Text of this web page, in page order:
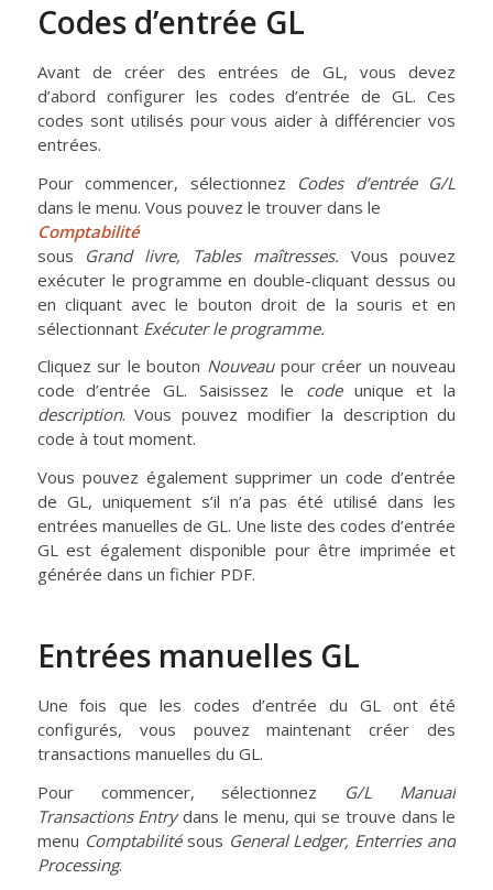
Codes d’entrée GL
Avant de créer des entrées de GL, vous devez
d’abord configurer les codes d’entrée de GL. Ces
codes sont utilisés pour vous aider à différencier vos
entrées.
Pour commencer, sélectionnez Codes d’entrée G/L
dans le menu. Vous pouvez le trouver dans le
Comptabilité
sous Grand livre, Tables maîtresses. Vous pouvez
exécuter le programme en double-cliquant dessus ou
en cliquant avec le bouton droit de la souris et en
sélectionnant Exécuter le programme.
Cliquez sur le bouton Nouveau pour créer un nouveau
code d’entrée GL. Saisissez le codeunique et la
description. Vous pouvez modifier la description du
code à tout moment.
Vous pouvez également supprimer un code d’entrée
de GL, uniquement s’il n’a pas été utilisé dans les
entrées manuelles de GL. Une liste des codes d’entrée
GL est également disponible pour être imprimée et
générée dans un fichier PDF.
Entrées manuelles GL
Une fois que les codes d’entrée du GL ont été
configurés, vous pouvez maintenant créer des
transactions manuelles du GL.
Pour commencer, sélectionnez G/L Manual
Transactions Entrydans le menu, qui se trouve dans le
menu Comptabilitésous General Ledger, Enterries and
Processing.